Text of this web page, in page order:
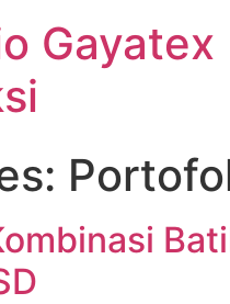
Gayatex